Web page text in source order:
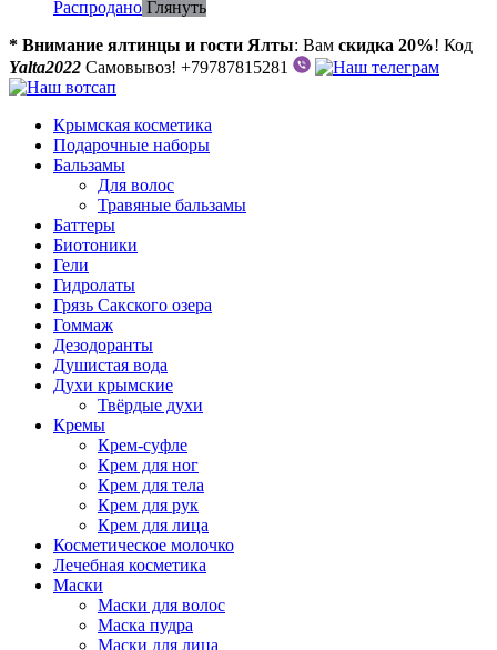
Распродано Глянуть
* Внимание ялтинцы и гости Ялты: Вам скидка 20%! Код
Yalta2022 Самовывоз! +79787815281
Крымская косметика
Подарочные наборы
Бальзамы
Для волос
Травяные бальзамы
Баттеры
Биотоники
Гели
Гидролаты
Грязь Сакского озера
Гоммаж
Дезодоранты
Душистая вода
Духи крымские
Твёрдые духи
Кремы
Крем-суфле
Крем для ног
Крем для тела
Крем для рук
Крем для лица
Косметическое молочко
Лечебная косметика
Маски
Маски для волос
Маска пудра
Маски для лица